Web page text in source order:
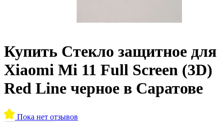
Купить Стекло защитное для
Xiaomi Mi 11 Full Screen (3D)
Red Line черное в Саратове
Пока нет отзывов